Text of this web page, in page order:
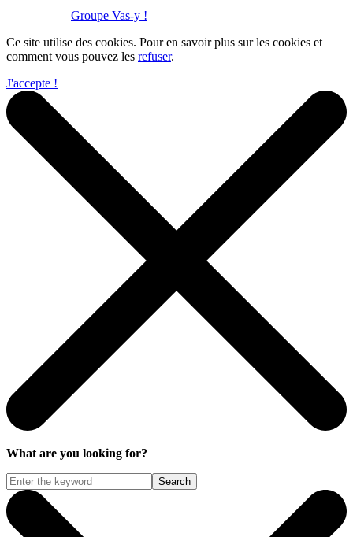
Groupe Vas-y !
Ce site utilise des cookies. Pour en savoir plus sur les cookies et
comment vous pouvez les refuser.
J'accepte !
What are you looking for?
Search